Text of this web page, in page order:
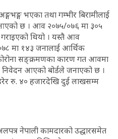
भएका तथा गम्भीर बिरामीलाई
छ । आव २०७५/०७६ मा ३०५
थियो । यस्तै आव
मा १४३ जनालाई आर्थिक
सङ्क्रमणका कारण गत आवमा
निवेदन आएको बोर्डले जनाएको छ ।
रु. ४० हजारदेखि दुई लाखसम्म
नेपाली कामदारको उद्धारसमेत